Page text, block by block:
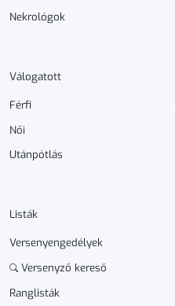
Nekrológok
Válogatott
Férfi
Női
Utánpótlás
Listák
Versenyengedélyek
Versenyző kereső
Ranglisták